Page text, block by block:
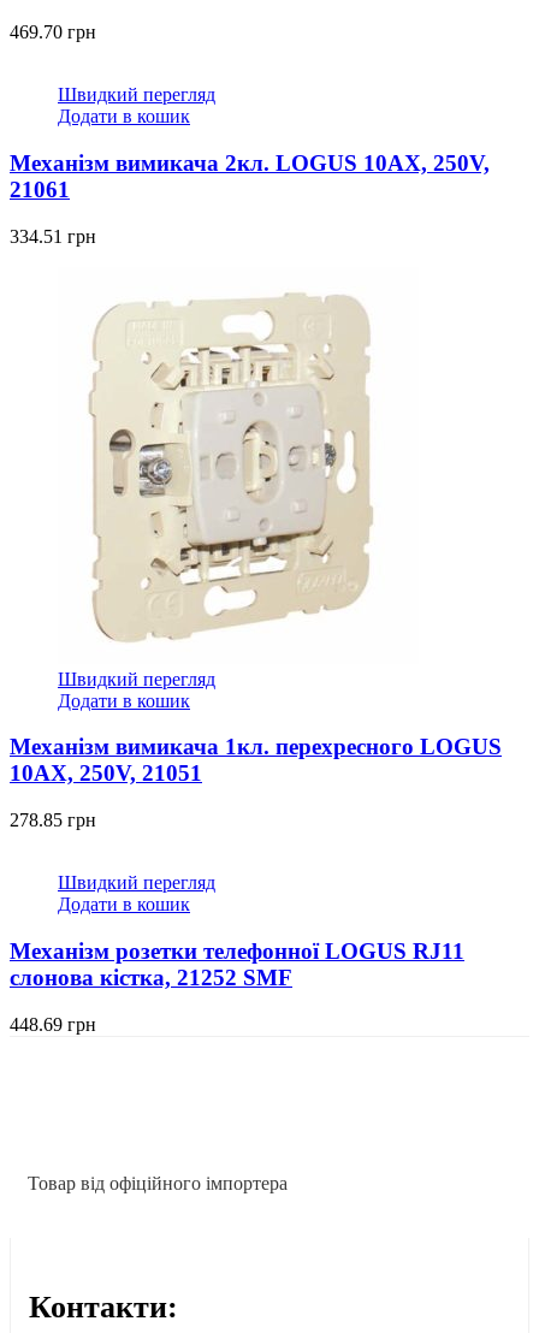
469.70 грн
Швидкий перегляд
Додати в кошик
Механізм вимикача 2кл. LOGUS 10АХ, 250V,
21061
334.51 грн
Швидкий перегляд
Додати в кошик
Механізм вимикача 1кл. перехресного LOGUS
10АХ, 250V, 21051
278.85 грн
Швидкий перегляд
Додати в кошик
Механізм розетки телефонної LOGUS RJ11
слонова кістка, 21252 SMF
448.69 грн
Товар від офіційного імпортера
Контакти: